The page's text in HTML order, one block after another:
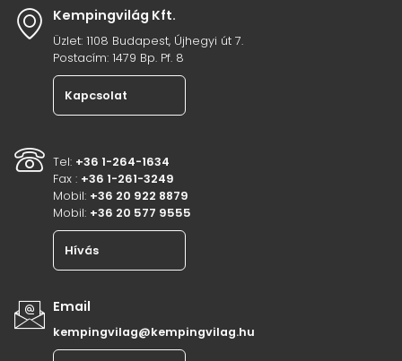
Kempingvilág Kft.
Üzlet: 1108 Budapest, Újhegyi út 7.
Postacím: 1479 Bp. Pf. 8
Kapcsolat
Tel: +36 1-264-1634
Fax : +36 1-261-3249
Mobil: +36 20 922 8879
Mobil: +36 20 577 9555
Hívás
Email
kempingvilag@kempingvilag.hu